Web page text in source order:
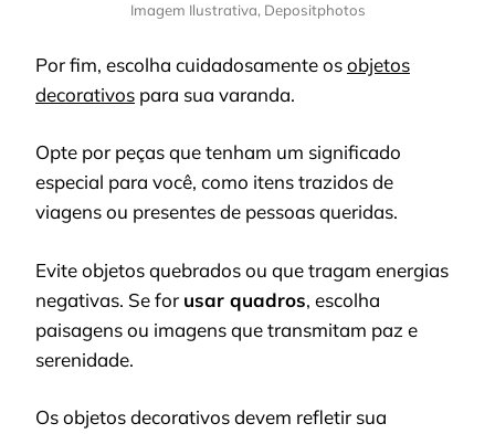
Imagem Ilustrativa, Depositphotos
Por fim, escolha cuidadosamente osobjetos
decorativos para sua varanda.
Opte por peças que tenham um significado
especial para você, como itens trazidos de
viagens ou presentes de pessoas queridas.
Evite objetos quebrados ou que tragam energias
negativas. Se for usar quadros, escolha
paisagens ou imagens que transmitam paz e
serenidade.
Os objetos decorativos devem refletir sua